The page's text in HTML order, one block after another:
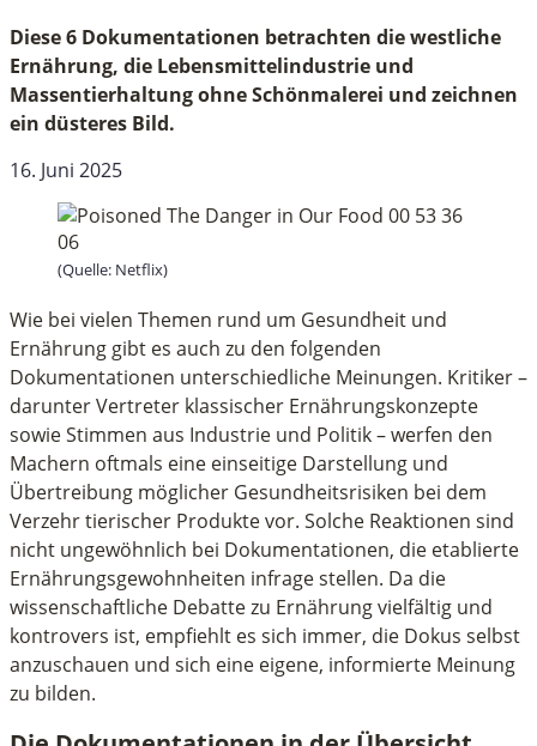
Diese 6 Dokumentationen betrachten die westliche
Ernährung, die Lebensmittelindustrie und
Massentierhaltung ohne Schönmalerei und zeichnen
ein düsteres Bild.
16. Juni 2025
(Quelle: Netflix)
Wie bei vielen Themen rund um Gesundheit und
Ernährung gibt es auch zu den folgenden
Dokumentationen unterschiedliche Meinungen. Kritiker –
darunter Vertreter klassischer Ernährungskonzepte
sowie Stimmen aus Industrie und Politik – werfen den
Machern oftmals eine einseitige Darstellung und
Übertreibung möglicher Gesundheitsrisiken bei dem
Verzehr tierischer Produkte vor. Solche Reaktionen sind
nicht ungewöhnlich bei Dokumentationen, die etablierte
Ernährungsgewohnheiten infrage stellen. Da die
wissenschaftliche Debatte zu Ernährung vielfältig und
kontrovers ist, empfiehlt es sich immer, die Dokus selbst
anzuschauen und sich eine eigene, informierte Meinung
zu bilden.